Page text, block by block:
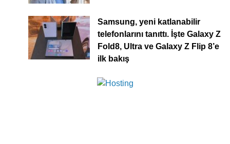
Samsung, yeni katlanabilir
telefonlarını tanıttı. İşte Galaxy Z
Fold8, Ultra ve Galaxy Z Flip 8’e
ilk bakış